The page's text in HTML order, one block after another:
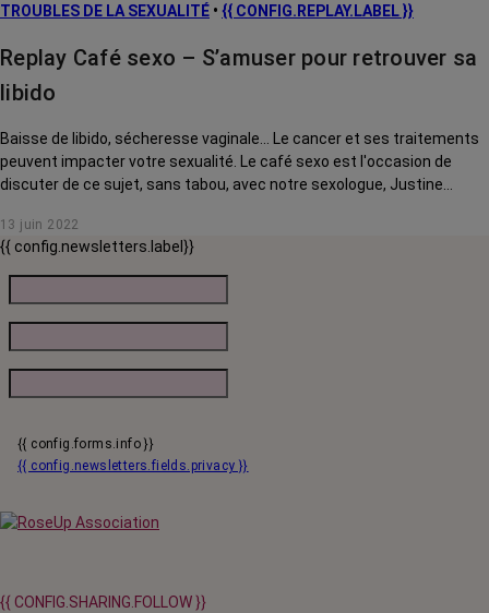
TROUBLES DE LA SEXUALITÉ • {{ CONFIG.REPLAY.LABEL }}
Replay Café sexo – S’amuser pour retrouver sa
libido
Baisse de libido, sécheresse vaginale... Le cancer et ses traitements
peuvent impacter votre sexualité. Le café sexo est l'occasion de
discuter de ce sujet, sans tabou, avec notre sexologue, Justine
13 juin 2022
{{ config.newsletters.label}}
{{ config.forms.info }}
{{ config.newsletters.fields.privacy }}
{{ CONFIG.SHARING.FOLLOW }}